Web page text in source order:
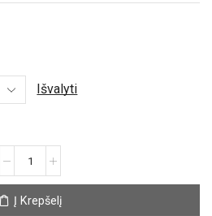
Išvalyti
damos
Į Krepšelį